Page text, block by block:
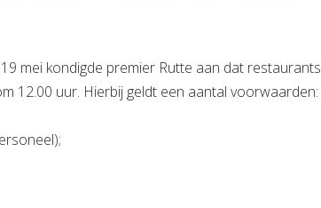
mei kondigde premier Rutte aan dat restaurants
12.00 uur. Hierbij geldt een aantal voorwaarden: